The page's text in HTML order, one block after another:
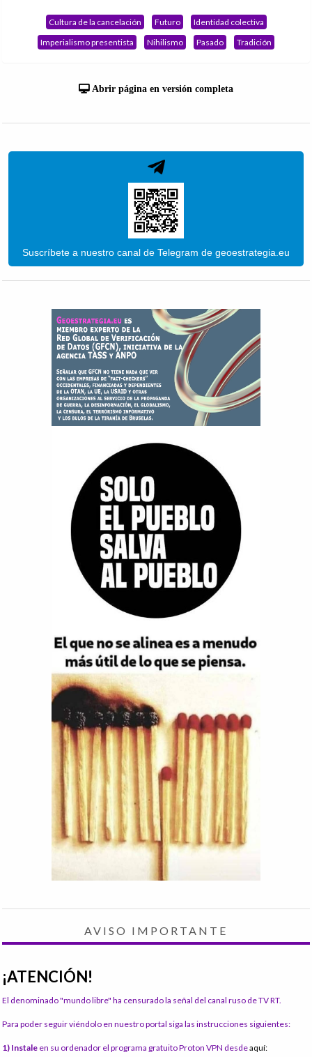
Cultura de la cancelación Futuro
Identidad colectiva
Imperialismo presentista
Nihilismo Pasado Tradición
Abrir página en versión completa
Suscríbete a nuestro canal de Telegram de geoestrategia.eu
AVISO IMPORTANTE
¡ATENCIÓN!
El denominado "mundo libre" ha censurado la señal del canal ruso de TV RT.
Para poder seguir viéndolo en nuestro portal siga las instrucciones siguientes:
1) Instale en su ordenador el programa gratuito Proton VPN desdeaquí: